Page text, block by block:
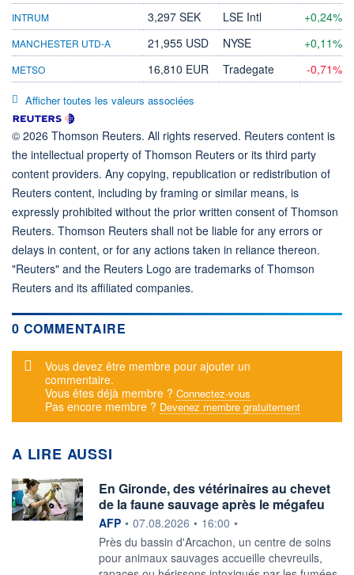
INTRUM 3,297 SEK LSE Intl +0,24%
MANCHESTER UTD-A 21,955 USD NYSE +0,11%
METSO 16,810 EUR Tradegate -0,71%
Afficher toutes les valeurs associées
© 2026 Thomson Reuters. All rights reserved. Reuters content is
the intellectual property of Thomson Reuters or its third party
content providers. Any copying, republication or redistribution of
Reuters content, including by framing or similar means, is
expressly prohibited without the prior written consent of Thomson
Reuters. Thomson Reuters shall not be liable for any errors or
delays in content, or for any actions taken in reliance thereon.
"Reuters" and the Reuters Logo are trademarks of Thomson
Reuters and its affiliated companies.
0 COMMENTAIRE
Message d'alerte
Vous devez être membre pour ajouter un
commentaire.
Vous êtes déjà membre ? Connectez-vous
Pas encore membre ? Devenez membre gratuitement
A LIRE AUSSI
En Gironde, des vétérinaires au chevet
de la faune sauvage après le mégafeu
information fournie par
AFP • 07.08.2026 • 16:00 •
Près du bassin d'Arcachon, un centre de soins
pour animaux sauvages accueille chevreuils,